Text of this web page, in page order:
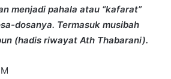
menjadi pahala atau “kafarat”
dosanya. Termasuk musibah
(hadis riwayat Ath Thabarani).